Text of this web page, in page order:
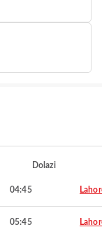
Dolazi
04:45
05:45